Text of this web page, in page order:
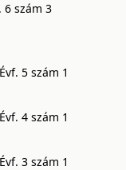
6 szám 3
Évf. 5 szám 1
Évf. 4 szám 1
Évf. 3 szám 1